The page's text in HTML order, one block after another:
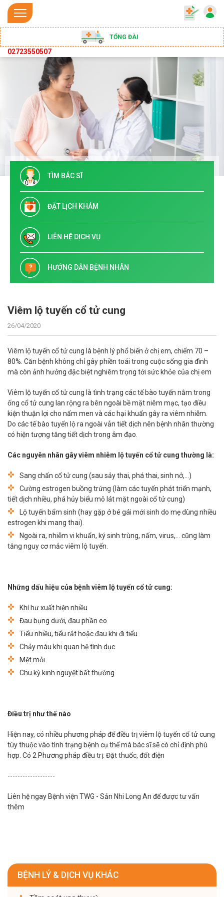
TỔNG ĐÀI
02723550507
TÌM BÁC SĨ
ĐẶT LỊCH KHÁM
LIÊN HỆ DỊCH VỤ
HƯỚNG DẪN BỆNH NHÂN
Viêm lộ tuyến cổ tử cung
26/04/2020
Viêm lộ tuyến cổ tử cung là bệnh lý phổ biến ở chị em, chiếm 70 –
80%. Căn bệnh không chỉ gây phiền toái trong cuộc sống gia đình
mà còn ảnh hưởng đặc biệt nghiêm trọng tới sức khỏe của chị em
Viêm lộ tuyến cổ tử cung là tình trạng các tế bào tuyến nằm trong
ống cổ tử cung lan rộng ra bên ngoài bề mặt niêm mạc, tạo điều
kiện thuận lợi cho nấm men và các hại khuẩn gây ra viêm nhiễm.
Do các tế bào tuyến lộ ra ngoài vẫn tiết dịch nên bệnh nhân thường
có hiện tượng tăng tiết dịch trong âm đạo.
Các nguyên nhân gây viêm nhiễm lộ tuyến cổ tử cung thường là:
Sang chấn cổ tử cung (sau sảy thai, phá thai, sinh nở,...)
Cường estrogen buồng trứng (làm các tuyến phát triển mạnh,
tiết dịch nhiều, phá hủy biểu mô lát mặt ngoài cổ tử cung)
Lộ tuyến bẩm sinh (hay gặp ở bé gái mới sinh do mẹ dùng nhiều
estrogen khi mang thai).
Ngoài ra, nhiễm vi khuẩn, ký sinh trùng, nấm, virus,... cũng làm
tăng nguy cơ mắc viêm lộ tuyến.
Những dấu hiệu của bệnh viêm lộ tuyến cổ tử cung:
Khí hư xuất hiện nhiều
Đau bụng dưới, đau phần eo
Tiểu nhiều, tiểu rắt hoặc đau khi đi tiểu
Chảy máu khi quan hệ tình dục
Mệt mỏi
Chu kỳ kinh nguyệt bất thường
Điều trị như thế nào
Hiện nay, có nhiều phương pháp để điều trị viêm lộ tuyến cổ tử cung
tùy thuộc vào tình trạng bệnh cụ thể mà bác sĩ sẽ có chỉ định phù
hợp. Có 2 Phương pháp điều trị: Đặt thuốc, đốt điện
-------------------
Liên hệ ngay Bệnh viện TWG - Sản Nhi Long An để được tư vấn
thêm
BỆNH LÝ & DỊCH VỤ KHÁC